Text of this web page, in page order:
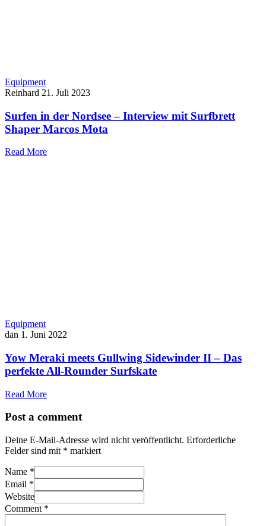
Equipment
Reinhard 21. Juli 2023
Surfen in der Nordsee – Interview mit Surfbrett
Shaper Marcos Mota
Read More
Equipment
dan 1. Juni 2022
Yow Meraki meets Gullwing Sidewinder II – Das
perfekte All-Rounder Surfskate
Read More
Post a comment
Deine E-Mail-Adresse wird nicht veröffentlicht. Erforderliche
Felder sind mit * markiert
Name *
Email *
Website
Comment *